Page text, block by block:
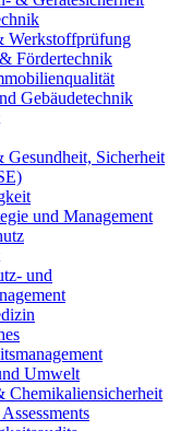
Werkstoffprüfung
Fördertechnik
Gebäudetechnik
Sicherheit
und Management
und
Umwelt
Chemikaliensicherheit